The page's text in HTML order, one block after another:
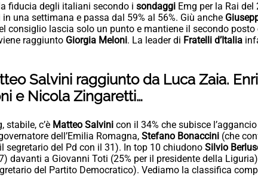
fiducia degli italiani secondo i sondaggi Emg per la Rai del
una settimana e passa dal 59% al 56%. Giù anche
consiglio lascia solo un punto e mantiene il secondo posto
raggiunto Giorgia Meloni. La leader di Fratelli d’Italia
Salvini raggiunto da Luca Zaia.
e Nicola Zingaretti…
stabile, c’è Matteo Salvini con il 34% che subisce
dell’Emilia Romagna, Stefano Bonaccini (che
segretario del Pd con il 31). In top 10 chiudono Silvio
davanti a Giovanni Toti (25% per il presidente della
del Partito Democratico). Vediamo la classifica